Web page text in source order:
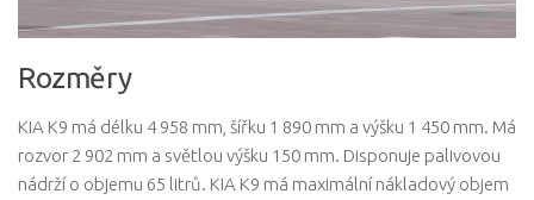
Rozměry
KIA K9 má délku 4 958 mm, šířku 1 890 mm a výšku 1 450 mm. Má
rozvor 2 902 mm a světlou výšku 150 mm. Disponuje palivovou
nádrží o objemu 65 litrů. KIA K9 má maximální nákladový objem